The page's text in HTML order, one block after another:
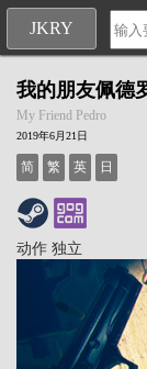
JKRY
我的朋友佩德
My Friend Pedro
2019年6月21日
简 繁 英 日
动作 独立